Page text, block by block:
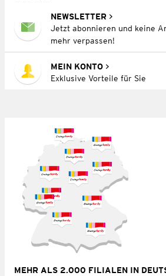
NEWSLETTER
Jetzt abonnieren und keine
mehr verpassen!
MEIN KONTO
Exklusive Vorteile für Sie
MEHR ALS 2.000 FILIALEN IN